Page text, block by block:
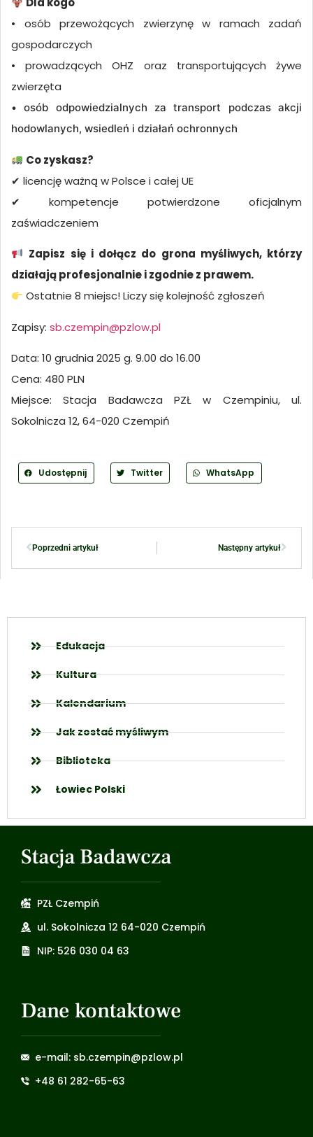
• osób przewożących zwierzynę w ramach zadań
gospodarczych
• prowadzących OHZ oraz transportujących żywe
zwierzęta
• osób odpowiedzialnych za transport podczas akcji
hodowlanych, wsiedleń i działań ochronnych
Co zyskasz?
✔ licencję ważną w Polsce i całej UE
✔ kompetencje potwierdzone oficjalnym
zaświadczeniem
Zapisz się i dołącz do grona myśliwych, którzy
działają profesjonalnie i zgodnie z prawem.
Ostatnie 8 miejsc! Liczy się kolejność zgłoszeń
Zapisy: sb.czempin@pzlow.pl
Data: 10 grudnia 2025 g. 9.00 do 16.00
Cena: 480 PLN
Miejsce: Stacja Badawcza PZŁ w Czempiniu, ul.
Sokolnicza 12, 64-020 Czempiń
Udostępnij Twitter WhatsApp
Poprzedni artykuł Następny artykuł
Edukacja
Kultura
Kalendarium
Jak zostać myśliwym
Biblioteka
Łowiec Polski
Stacja Badawcza
PZŁ Czempiń
ul. Sokolnicza 12 64-020 Czempiń
NIP: 526 030 04 63
Dane kontaktowe
e-mail: sb.czempin@pzlow.pl
+48 61 282-65-63